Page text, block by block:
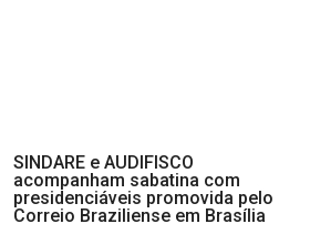
SINDARE e AUDIFISCO
acompanham sabatina com
presidenciáveis promovida pelo
Correio Braziliense em Brasília